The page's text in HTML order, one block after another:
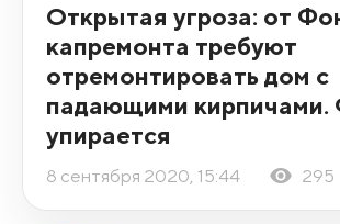
Открытая угроза: от
капремонта требуют
отремонтировать дом с
падающими кирпичами.
упирается
8 сентября 2020, 15:44 295